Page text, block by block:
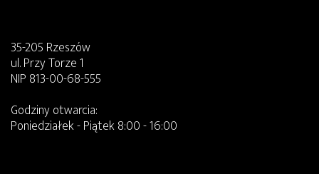
35-205 Rzeszów
ul. Przy Torze 1
NIP 813-00-68-555
Godziny otwarcia:
Poniedziałek - Piątek 8:00 - 16:00